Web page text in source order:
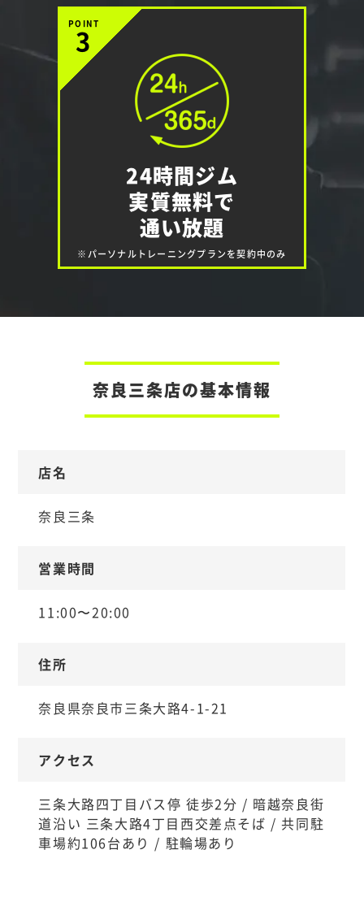
POINT
3
24時間ジム
実質無料で
通い放題
※パーソナルトレーニングプランを契約中のみ
奈良三条店の基本情報
店名
奈良三条
営業時間
11:00〜20:00
住所
奈良県奈良市三条大路4-1-21
アクセス
三条大路四丁目バス停 徒歩2分 / 暗越奈良街
道沿い 三条大路4丁目西交差点そば / 共同駐
車場約106台あり / 駐輪場あり